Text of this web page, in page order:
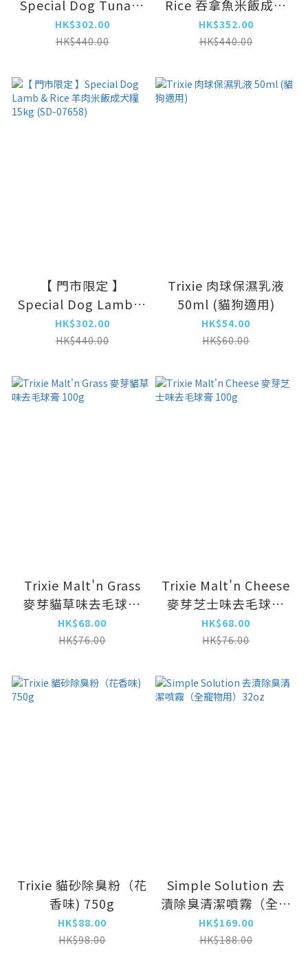
Special Dog Tuna &
Rice 吞拿魚米飯成犬
糧 15kg (SD-07641)
HK$302.00
HK$440.00
Rice 吞拿魚米飯成犬
糧 15kg (SD-07641)
HK$352.00
HK$440.00
【 門市限定 】
Special Dog Lamb &
Rice 羊肉米飯成犬糧
15kg (SD-07658)
HK$302.00
HK$440.00
Trixie 肉球保濕乳液
50ml (貓狗適用)
HK$54.00
HK$60.00
Trixie Malt'n Grass
麥芽貓草味去毛球膏
100g
HK$68.00
HK$76.00
Trixie Malt'n Cheese
麥芽芝士味去毛球膏
100g
HK$68.00
HK$76.00
Trixie 貓砂除臭粉（花
香味) 750g
HK$88.00
HK$98.00
Simple Solution 去
漬除臭清潔噴霧（全寵
物用）32oz
HK$169.00
HK$188.00